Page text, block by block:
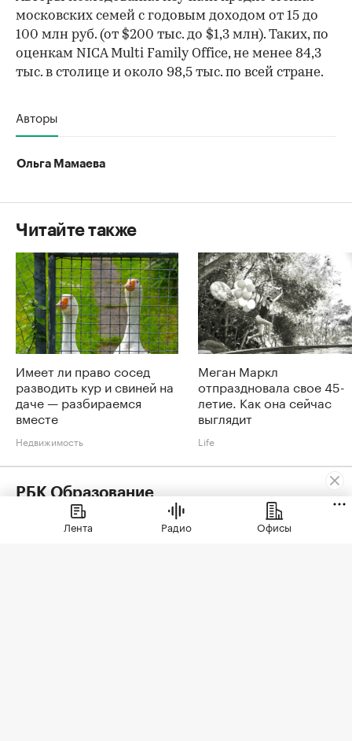
московских семей с годовым доходом от 15 до
100 млн руб. (от $200 тыс. до $1,3 млн). Таких, по
оценкам NICA Multi Family Office, не менее 84,3
тыс. в столице и около 98,5 тыс. по всей стране.
Авторы
Ольга Мамаева
Читайте также
Имеет ли право сосед
разводить кур и свиней на
даче — разбираемся
вместе
Недвижимость
Меган Маркл
отпраздновала свое 45-
летие. Как она сейчас
выглядит
Life
РБК Образование
Мир не будет прежним: как перестать выживать и
настроить себя на развитие
Лента Радио Офисы